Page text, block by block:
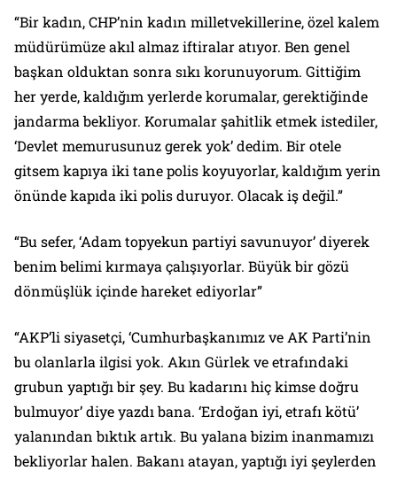
“Bir kadın, CHP’nin kadın milletvekillerine, özel kalem
müdürümüze akıl almaz iftiralar atıyor. Ben genel
başkan olduktan sonra sıkı korunuyorum. Gittiğim
her yerde, kaldığım yerlerde korumalar, gerektiğinde
jandarma bekliyor. Korumalar şahitlik etmek istediler,
‘Devlet memurusunuz gerek yok’ dedim. Bir otele
gitsem kapıya iki tane polis koyuyorlar, kaldığım yerin
önünde kapıda iki polis duruyor. Olacak iş değil.”
“Bu sefer, ‘Adam topyekun partiyi savunuyor’ diyerek
benim belimi kırmaya çalışıyorlar. Büyük bir gözü
dönmüşlük içinde hareket ediyorlar”
“AKP’li siyasetçi, ‘Cumhurbaşkanımız ve AK Parti’nin
bu olanlarla ilgisi yok. Akın Gürlek ve etrafındaki
grubun yaptığı bir şey. Bu kadarını hiç kimse doğru
bulmuyor’ diye yazdı bana. ‘Erdoğan iyi, etrafı kötü’
yalanından bıktık artık. Bu yalana bizim inanmamızı
bekliyorlar halen. Bakanı atayan, yaptığı iyi şeylerden